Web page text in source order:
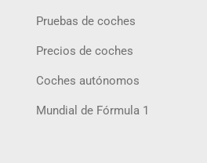
Pruebas de coches
Precios de coches
Coches autónomos
Mundial de Fórmula 1